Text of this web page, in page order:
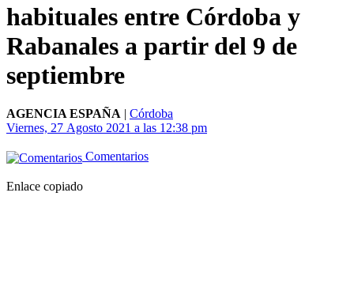
habituales entre Córdoba y
Rabanales a partir del 9 de
septiembre
AGENCIA ESPAÑA | Córdoba
Viernes, 27 Agosto 2021 a las 12:38 pm
Comentarios
Enlace copiado